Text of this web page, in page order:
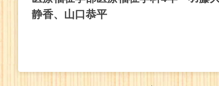
静香、山口恭平